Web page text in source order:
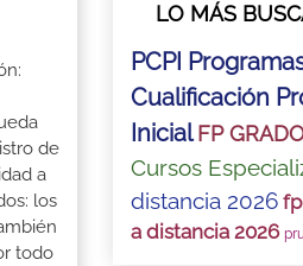
de
a
los
todo
LO MÁS
PCPI
Cualificación
Inicial FP
Cursos
distancia 2026
a distancia 2026